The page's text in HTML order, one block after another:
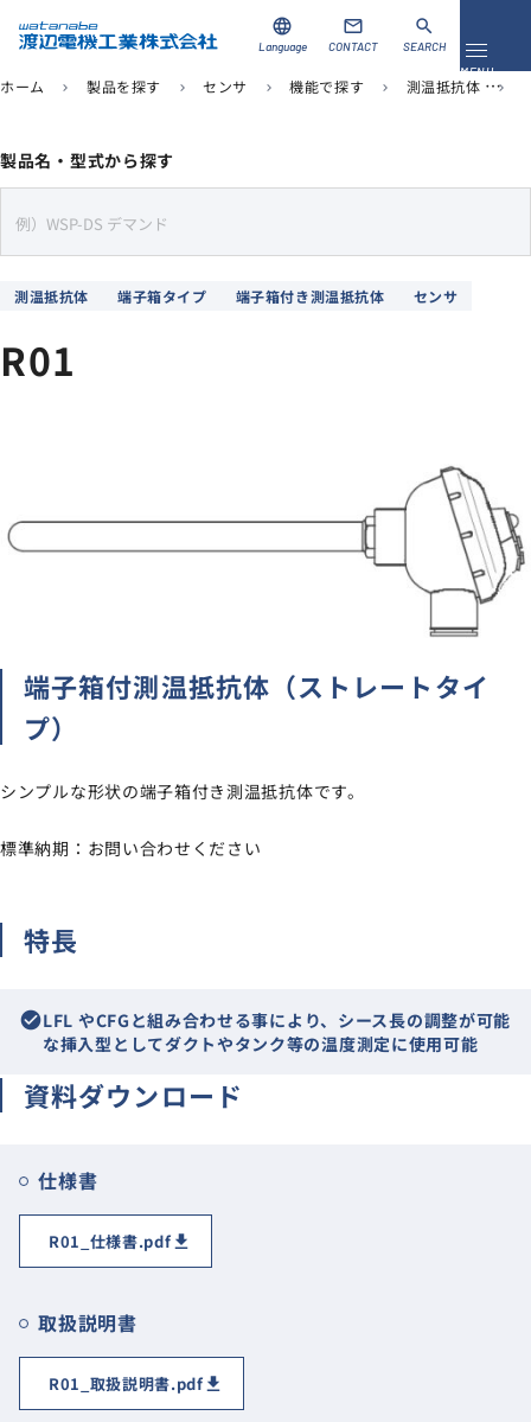
メニュ
MENU
製品を探す
サイトマップ
よくあるご質問 採用情報open_in_new
language
Language
mail
CONTACT
search
SEARCH
ホーム chevron_right 製品を探す chevron_right センサ chevron_right 機能で探す chevron_right 測温抵抗体 chevron_right
製品名・型式から探す
e
測温抵抗体 端子箱タイプ 端子箱付き測温抵抗体 センサ
R01
端子箱付測温抵抗体（ストレートタイ
プ）
シンプルな形状の端子箱付き測温抵抗体です。
標準納期：お問い合わせください
特長
check_circleLFL やCFGと組み合わせる事により、シース長の調整が可能
な挿入型としてダクトやタンク等の温度測定に使用可能
資料ダウンロード
仕様書
R01_仕様書.pdf
取扱説明書
R01_取扱説明書.pdf